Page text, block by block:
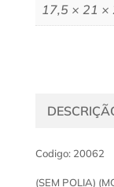
17,5 × 21 ×
Codigo: 20062
(SEM POLIA)